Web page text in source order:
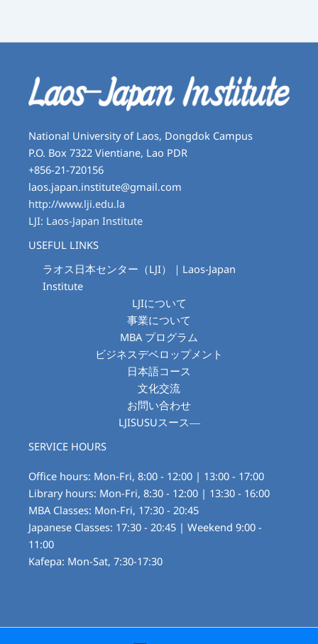
National University of Laos, Dongdok Campus
P.O. Box 7322 Vientiane, Lao PDR
+856-21-720156
laos.japan.institute@gmail.com
http://www.lji.edu.la
LJI: Laos-Japan Institute
USEFUL LINKS
ラオス日本センター（LJI）｜Laos-Japan
Institute
LJIについて
事業について
MBA プログラム
ビジネスデベロップメント
日本語コース
文化交流
お問い合わせ
LJISUSUスース―
SERVICE HOURS
Office hours: Mon-Fri, 8:00 - 12:00 | 13:00 - 17:00
Library hours: Mon-Fri, 8:30 - 12:00 | 13:30 - 16:00
MBA Classes: Mon-Fri, 17:30 - 20:45
Japanese Classes: 17:30 - 20:45 | Weekend 9:00 -
11:00
Kafepa: Mon-Sat, 7:30-17:30